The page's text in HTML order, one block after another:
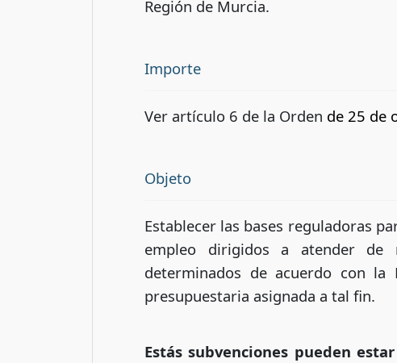
Región de Murcia.
Importe
Ver artículo 6 de la Orden de 25 de
Objeto
Establecer las bases reguladoras
empleo dirigidos a atender de
determinados de acuerdo con
presupuestaria asignada a tal fin.
Estás subvenciones pueden